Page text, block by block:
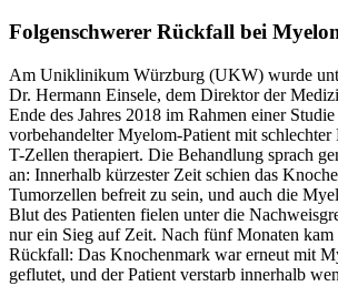
Folgenschwerer Rückfall bei
Am Uniklinikum Würzburg (UKW) wurde
Dr. Hermann Einsele, dem Direktor der
Ende des Jahres 2018 im Rahmen einer
vorbehandelter Myelom-Patient mit
T-Zellen therapiert. Die Behandlung sprach
an: Innerhalb kürzester Zeit schien das
Tumorzellen befreit zu sein, und auch die
Blut des Patienten fielen unter die
nur ein Sieg auf Zeit. Nach fünf Monaten kam
Rückfall: Das Knochenmark war erneut mit
geflutet, und der Patient verstarb innerhalb